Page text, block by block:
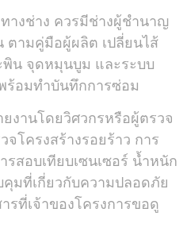
างช่าง ควรมีช่างผู้ชำนาญ
ตามคู่มือผู้ผลิต เปลี่ยนไส้
น จุดหมุนบูม และระบบ
ร้อมทำบันทึกการซ่อม
งานโดยวิศวกรหรือผู้ตรวจ
จโครงสร้างรอยร้าว การ
สอบเทียบเซนเซอร์ น้ำหนัก
มที่เกี่ยวกับความปลอดภัย
รที่เจ้าของโครงการขอดู